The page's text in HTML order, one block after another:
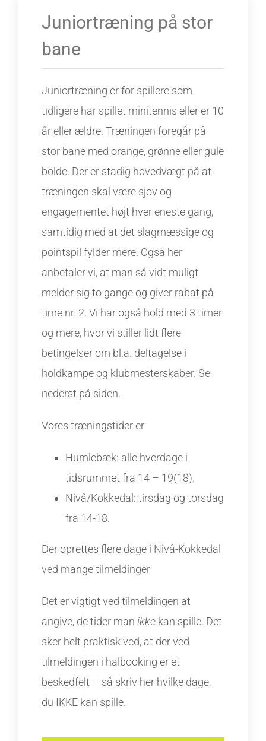
Juniortræning på stor
bane
Juniortræning er for spillere som
tidligere har spillet minitennis eller er 10
år eller ældre. Træningen foregår på
stor bane med orange, grønne eller gule
bolde. Der er stadig hovedvægt på at
træningen skal være sjov og
engagementet højt hver eneste gang,
samtidig med at det slagmæssige og
pointspil fylder mere. Også her
anbefaler vi, at man så vidt muligt
melder sig to gange og giver rabat på
time nr. 2. Vi har også hold med 3 timer
og mere, hvor vi stiller lidt flere
betingelser om bl.a. deltagelse i
holdkampe og klubmesterskaber. Se
nederst på siden.
Vores træningstider er
Humlebæk: alle hverdage i
tidsrummet fra 14 – 19(18).
Nivå/Kokkedal: tirsdag og torsdag
fra 14-18.
Der oprettes flere dage i Nivå-Kokkedal
ved mange tilmeldinger
Det er vigtigt ved tilmeldingen at
angive, de tider man ikke kan spille. Det
sker helt praktisk ved, at der ved
tilmeldingen i halbooking er et
beskedfelt – så skriv her hvilke dage,
du IKKE kan spille.